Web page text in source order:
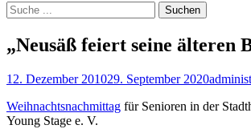
Suchen
Suchen
nach:
„Neusäß feiert seine älteren
Posted
12. Dezember 201029. September 2020Autor
Weihnachtsnachmittag für Senioren in der
Young Stage e. V.